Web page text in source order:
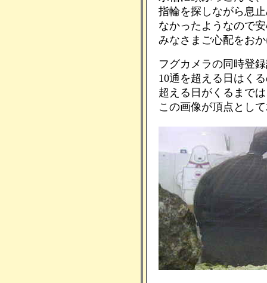
指輪を探しながら息
なかったようなので
みなさまご心配をお
フグカメラの同時登
10通を超える日はく
超える日がくるまで
この画像が頂点とし